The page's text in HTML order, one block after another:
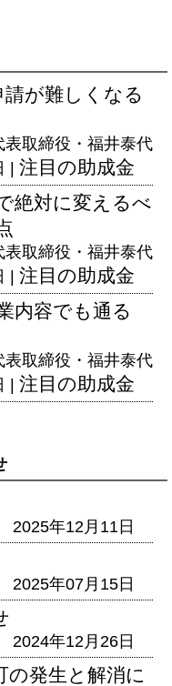
が難しくなる
取締役・福井泰代
| 注目の助成金
絶対に変えるべ
取締役・福井泰代
| 注目の助成金
内容でも通る
取締役・福井泰代
| 注目の助成金
2025年12月11日
2025年07月15日
2024年12月26日
の発生と解消に